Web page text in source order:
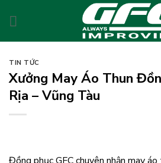
TIN TỨC
Xưởng May Áo Thun
Rịa – Vũng Tàu
Đồng phục GFC chuyên nhận may